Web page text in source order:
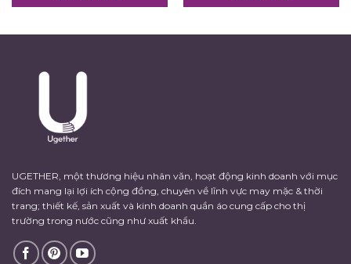
UGETHER, một thương hiệu nhân văn, hoạt động kinh doanh với mục
đích mang lại lợi ích cộng đồng, chuyên về lĩnh vực may mặc & thời
trang; thiết kế, sản xuất và kinh doanh quần áo cung cấp cho thị
trường trong nước cũng như xuất khẩu.